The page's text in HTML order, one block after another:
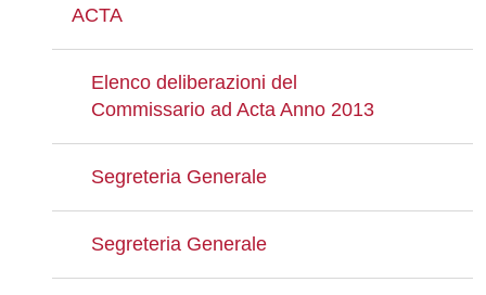
ACTA
Elenco deliberazioni del
Commissario ad Acta Anno 2013
Segreteria Generale
Segreteria Generale